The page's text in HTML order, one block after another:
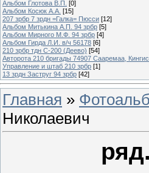
Альбом Глотова В.П. [0]
Альбом Косюк А.А. [15]
207 зрбр 7 зрдн =Галка= Пюсси [12]
Альбом Митькина А.П. 94 зрбр [5]
Альбом Мирного М.Ф. 94 зрбр [4]
Альбом Гирда Л.И. в/ч 56178 [6]
210 зрбр тдн С-200 (Деево) [54]
Авторота 210 бригады 74907 Сааремаа,
Управление и штаб 210 зрбр [1]
13 зрдн Заструг 94 зрбр [42]
Главная »
Николаевич